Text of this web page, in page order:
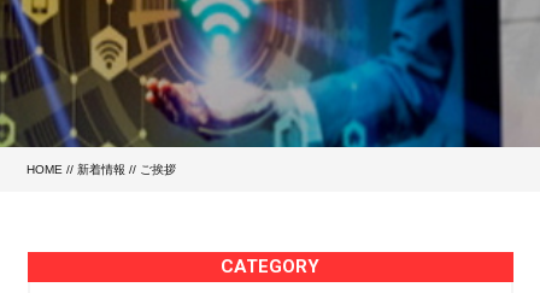
HOME //新着情報 // ご挨拶
CATEGORY